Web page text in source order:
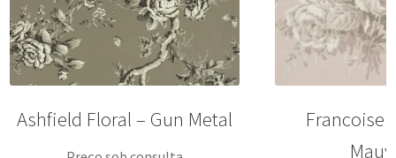
Ashfield Floral – Gun Metal
Francoise